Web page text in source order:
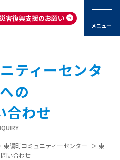
災害復興支援のお願い
メニュー
ティーセンタ
の
合わせ
東陽町コミュニティーセンター ＞ 東
い合わせ